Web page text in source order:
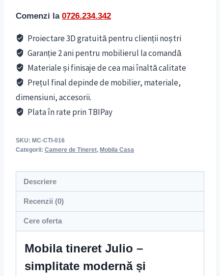
Comenzi la 0726.234.342
Proiectare 3D gratuită pentru clienții noștri
Garanție 2 ani pentru mobilierul la comandă
Materiale și finisaje de cea mai înaltă calitate
Prețul final depinde de mobilier, materiale,
dimensiuni, accesorii.
Plata în rate prin TBIPay
SKU: MC-CTI-016
Categorii: Camere de Tineret, Mobila Casa
Descriere
Recenzii (0)
Cere oferta
Mobila tineret Julio –
simplitate modernă și